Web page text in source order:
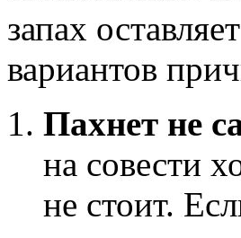
запах
вариантов
Пахнет не
на совести
не стоит.